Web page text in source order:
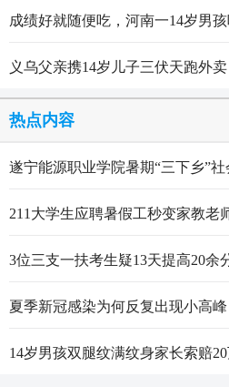
成绩好就随便吃，河南一14岁男
义乌父亲携14岁儿子三伏天跑外
热点内容
遂宁能源职业学院暑期“三下乡”
211大学生应聘暑假工秒变家教老
3位三支一扶考生疑13天提高20余
夏季新冠感染为何反复出现小高峰
14岁男孩双腿纹满纹身家长索赔